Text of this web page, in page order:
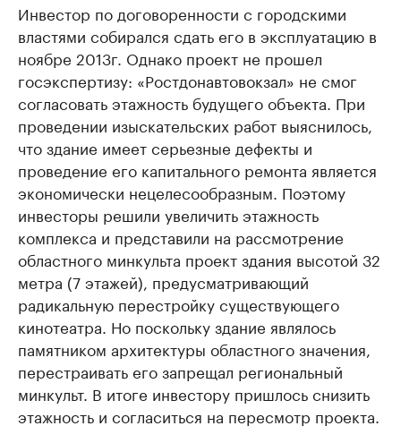
Инвестор по договоренности с городскими
властями собирался сдать его в эксплуатацию в
ноябре 2013г. Однако проект не прошел
госэкспертизу: «Ростдонавтовокзал» не смог
согласовать этажность будущего объекта. При
проведении изыскательских работ выяснилось,
что здание имеет серьезные дефекты и
проведение его капитального ремонта является
экономически нецелесообразным. Поэтому
инвесторы решили увеличить этажность
комплекса и представили на рассмотрение
областного минкульта проект здания высотой 32
метра (7 этажей), предусматривающий
радикальную перестройку существующего
кинотеатра. Но поскольку здание являлось
памятником архитектуры областного значения,
перестраивать его запрещал региональный
минкульт. В итоге инвестору пришлось снизить
этажность и согласиться на пересмотр проекта.